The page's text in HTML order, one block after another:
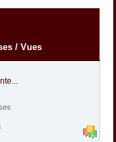
/ Vues